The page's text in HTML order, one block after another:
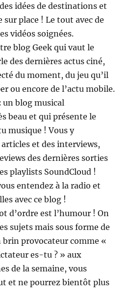
idées de destinations et
sur place ! Le tout avec de
vidéos soignées.
blog Geek qui vaut le
des dernières actus ciné,
du moment, du jeu qu’il
ou encore de l’actu mobile.
un blog musical
beau et qui présente le
musique ! Vous y
et des interviews,
des dernières sorties
playlists SoundCloud !
entendez à la radio et
avec ce blog !
d’ordre est l’humour ! On
sujets mais sous forme de
brin provocateur comme «
es-tu ? » aux
de la semaine, vous
et ne pourrez bientôt plus